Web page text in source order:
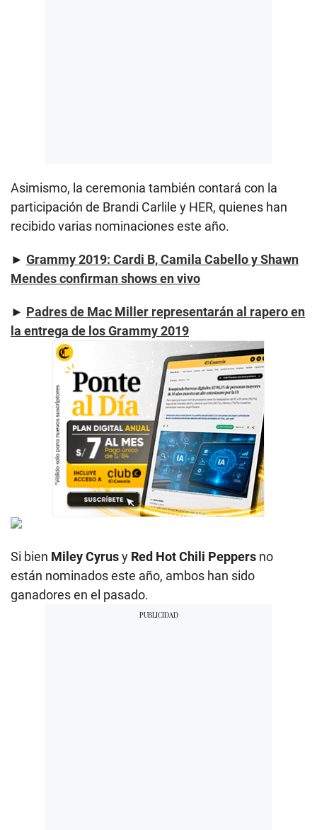
Asimismo, la ceremonia también contará con la
participación de Brandi Carlile y HER, quienes han
recibido varias nominaciones este año.
► Grammy 2019: Cardi B, Camila Cabello y Shawn
Mendes confirman shows en vivo
► Padres de Mac Miller representarán al rapero en
la entrega de los Grammy 2019
Si bien Miley Cyrusy Red Hot Chili Peppers no
están nominados este año, ambos han sido
ganadores en el pasado.